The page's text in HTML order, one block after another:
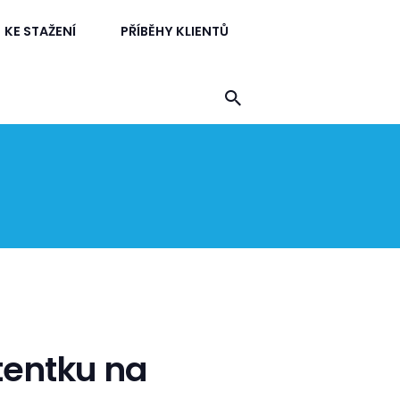
KE STAŽENÍ
PŘÍBĚHY KLIENTŮ
poradenství, kurzy češtiny, podporujeme multikulturalitu.
na